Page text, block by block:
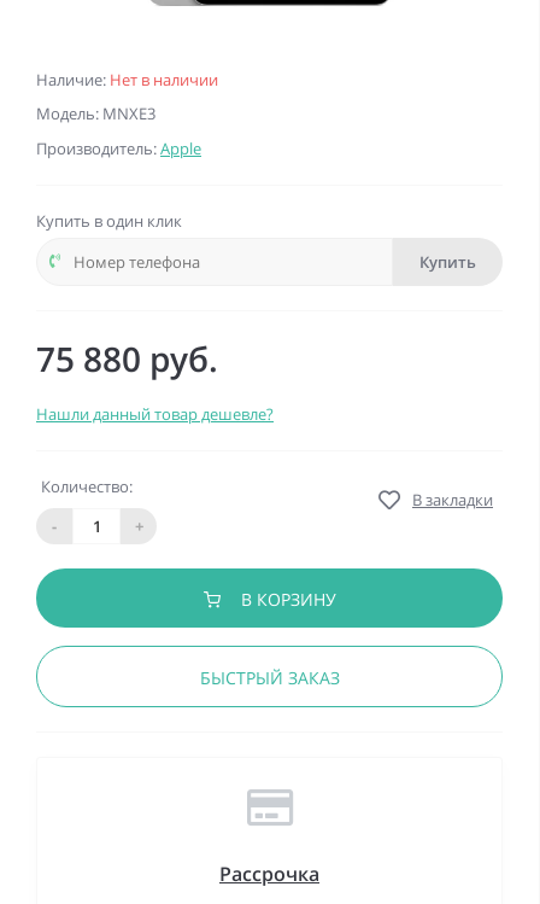
Наличие: Нет в наличии
Модель: MNXE3
Производитель:Apple
Купить в один клик
Купить
75 880 руб.
Нашли данный товар дешевле?
Количество:
-
+
В закладки
В КОРЗИНУ
БЫСТРЫЙ ЗАКАЗ
Рассрочка